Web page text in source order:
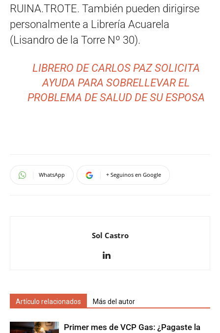
RUINA.TROTE. También pueden dirigirse
personalmente a Librería Acuarela
(Lisandro de la Torre Nº 30).
LIBRERO DE CARLOS PAZ SOLICITA
AYUDA PARA SOBRELLEVAR EL
PROBLEMA DE SALUD DE SU ESPOSA
WhatsApp + Seguinos en Google
Sol Castro
Artículo relacionados Más del autor
Primer mes de VCP Gas: ¿Pagaste la